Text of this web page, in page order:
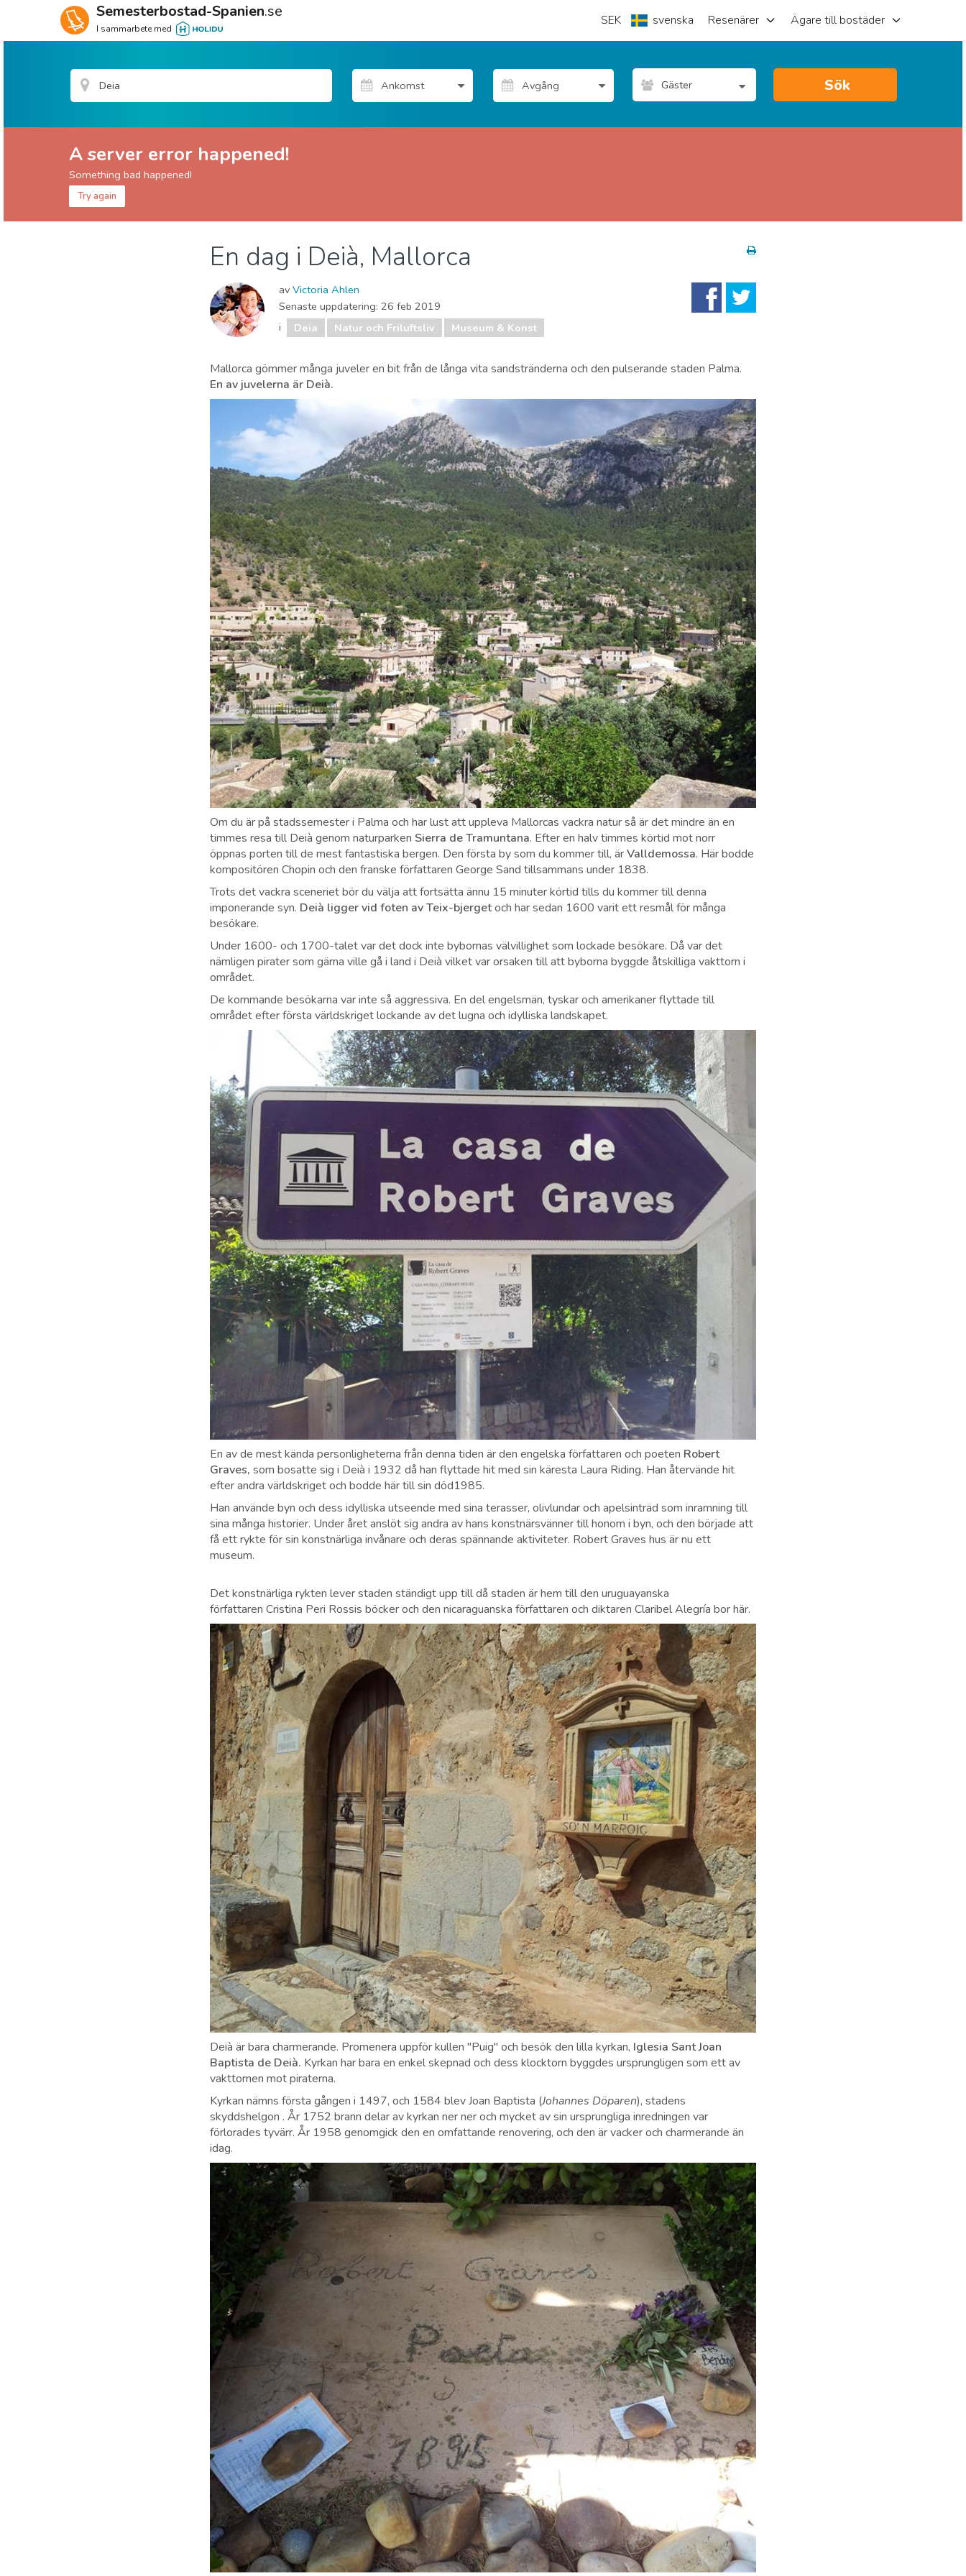
Semesterbostad-Spanien.se
I sammarbete med
SEK svenska Resenärer Ägare till bostäder
Gäster Sök
A server error happened!
Something bad happened!
Try again
Natur och Friluftsliv
En dag i Deià, Mallorca
av Victoria Ahlen
Senaste uppdatering: 26 feb 2019
i
Deia Natur och Friluftsliv Museum & Konst
Mallorca gömmer många juveler en bit från de långa vita sandstränderna och den pulserande staden Palma.
En av juvelerna är Deià.
Om du är på stadssemester i Palma och har lust att uppleva Mallorcas vackra natur så är det mindre än en
timmes resa till Deià genom naturparken Sierra de Tramuntana. Efter en halv timmes körtid mot norr
öppnas porten till de mest fantastiska bergen. Den första by som du kommer till, ärValldemossa. Här bodde
kompositören Chopin och den franske författaren George Sand tillsammans under 1838.
Trots det vackra sceneriet bör du välja att fortsätta ännu 15 minuter körtid tills du kommer till denna
imponerande syn. Deià ligger vid foten avTeix-bjergetoch har sedan 1600 varit ett resmål för många
besökare.
Under 1600- och 1700-talet var det dock inte bybornas välvillighet som lockade besökare. Då var det
nämligen pirater som gärna ville gå i land i Deià vilket var orsaken till att byborna byggde åtskilliga vakttorn i
området.
De kommande besökarna var inte så aggressiva. En del engelsmän, tyskar och amerikaner flyttade till
området efter första världskriget lockande av det lugna och idylliska landskapet.
En av de mest kända personligheterna från denna tiden är den engelska författaren och poeten Robert
Graves, som bosatte sig i Deià i 1932 då han flyttade hit med sin käresta Laura Riding. Han återvände hit
efter andra världskriget och bodde här till sin död1985.
Han använde byn och dess idylliska utseende med sina terasser, olivlundar och apelsinträd som inramning till
sina många historier. Under året anslöt sig andra av hans konstnärsvänner till honom i byn, och den började att
få ett rykte för sin konstnärliga invånare och deras spännande aktiviteter. Robert Graves hus är nu ett
museum.
Det konstnärliga rykten lever staden ständigt upp till då staden är hem till den uruguayanska
författaren Cristina Peri Rossis böcker och den nicaraguanska författaren och diktaren Claribel Alegría bor här.
Deià är bara charmerande. Promenera uppför kullen "Puig" och besök den lilla kyrkan, Iglesia Sant Joan
Baptista de Deià. Kyrkan har bara en enkel skepnad och dess klocktorn byggdes ursprungligen som ett av
vakttornen mot piraterna.
Kyrkan nämns första gången i 1497, och 1584 blev Joan Baptista (Johannes Döparen), stadens
skyddshelgon . År 1752 brann delar av kyrkan ner ner och mycket av sin ursprungliga inredningen var
förlorades tyvärr. År 1958 genomgick den en omfattande renovering, och den är vacker och charmerande än
idag.